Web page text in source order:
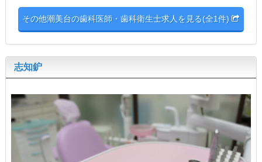
その他潮美台の歯科医師・歯科衛生士求人を見る(全1件)
志知鈩